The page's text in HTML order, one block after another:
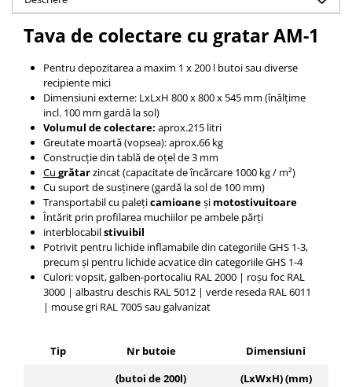
Tava de colectare cu gratar AM-1
Pentru depozitarea a maxim 1 x 200 l butoi sau diverse
recipiente mici
Dimensiuni externe: LxLxH 800 x 800 x 545 mm (înălțime
incl. 100 mm gardă la sol)
Volumul de colectare: aprox.215 litri
Greutate moartă (vopsea): aprox.66 kg
Construcție din tablă de oțel de 3 mm
Cu grătarzincat(capacitate de încărcare 1000 kg / m²)
Cu suport de susținere (gardă la sol de 100 mm)
Transportabil cu palețicamioaneși motostivuitoare
Întărit prin profilarea muchiilor pe ambele părți
interblocabilstivuibil
Potrivit pentru lichide inflamabile din categoriile GHS 1-3,
precum și pentru lichide acvatice din categoriile GHS 1-4
Culori: vopsit, galben-portocaliu RAL 2000 | roșu foc RAL
3000 | albastru deschis RAL 5012 | verde reseda RAL 6011
| mouse gri RAL 7005 sau galvanizat
Tip Nr butoie
Dimensiuni
(butoi de 200l)
(LxWxH) (mm)